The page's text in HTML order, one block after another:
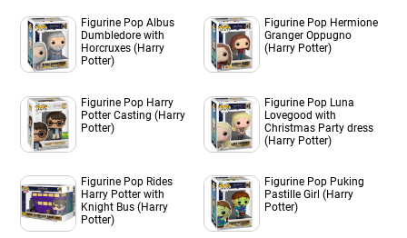
Figurine Pop Albus
Dumbledore with
Horcruxes (Harry
Potter)
Figurine Pop Hermione
Granger Oppugno
(Harry Potter)
Figurine Pop Harry
Potter Casting (Harry
Potter)
Figurine Pop Luna
Lovegood with
Christmas Party dress
(Harry Potter)
Figurine Pop Rides
Harry Potter with
Knight Bus (Harry
Potter)
Figurine Pop Puking
Pastille Girl (Harry
Potter)